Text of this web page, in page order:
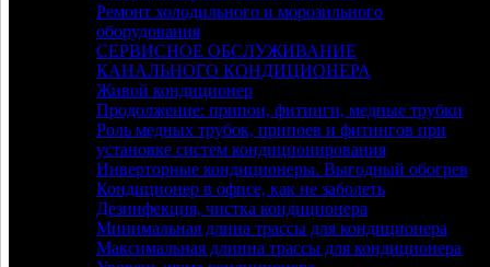
Ремонт холодильного и морозильного
оборудования
СЕРВИСНОЕ ОБСЛУЖИВАНИЕ
КАНАЛЬНОГО КОНДИЦИОНЕРА
Живой кондиционер
Продолжение: припои, фитинги, медные трубки
Роль медных трубок, припоев и фитингов при
установке систем кондиционирования
Инверторные кондиционеры. Выгодный обогрев
Кондиционер в офисе, как не заболеть
Дезинфекция, чистка кондиционера
Минимальная длина трассы для кондиционера
Максимальная длинна трассы для кондиционера